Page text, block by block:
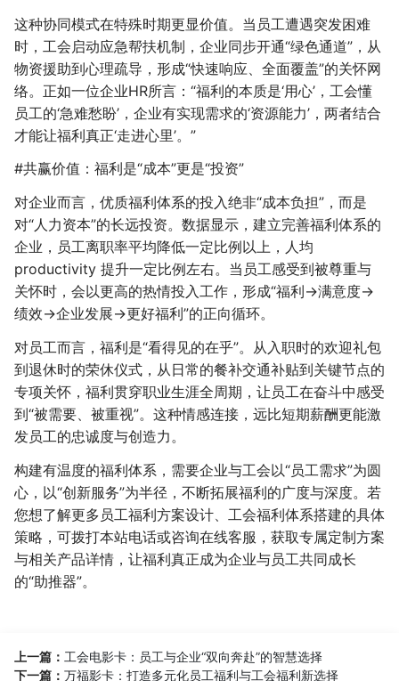
这种协同模式在特殊时期更显价值。当员工遭遇突发困难
时，工会启动应急帮扶机制，企业同步开通“绿色通道”，从
物资援助到心理疏导，形成“快速响应、全面覆盖”的关怀网
络。正如一位企业HR所言：“福利的本质是‘用心’，工会懂
员工的‘急难愁盼’，企业有实现需求的‘资源能力’，两者结合
才能让福利真正‘走进心里’。”
#共赢价值：福利是“成本”更是“投资”
对企业而言，优质福利体系的投入绝非“成本负担”，而是
对“人力资本”的长远投资。数据显示，建立完善福利体系的
企业，员工离职率平均降低一定比例以上，人均
productivity 提升一定比例左右。当员工感受到被尊重与
关怀时，会以更高的热情投入工作，形成“福利→满意度→
绩效→企业发展→更好福利”的正向循环。
对员工而言，福利是“看得见的在乎”。从入职时的欢迎礼包
到退休时的荣休仪式，从日常的餐补交通补贴到关键节点的
专项关怀，福利贯穿职业生涯全周期，让员工在奋斗中感受
到“被需要、被重视”。这种情感连接，远比短期薪酬更能激
发员工的忠诚度与创造力。
构建有温度的福利体系，需要企业与工会以“员工需求”为圆
心，以“创新服务”为半径，不断拓展福利的广度与深度。若
您想了解更多员工福利方案设计、工会福利体系搭建的具体
策略，可拨打本站电话或咨询在线客服，获取专属定制方案
与相关产品详情，让福利真正成为企业与员工共同成长
的“助推器”。
上一篇： 工会电影卡：员工与企业“双向奔赴”的智慧选择
下一篇： 万福影卡：打造多元化员工福利与工会福利新选择